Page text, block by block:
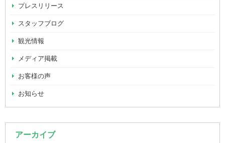
プレスリリース
スタッフブログ
観光情報
メディア掲載
お客様の声
お知らせ
アーカイブ